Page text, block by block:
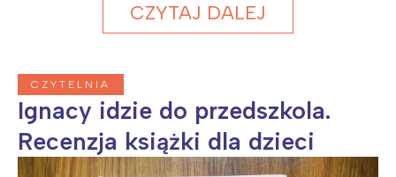
CZYTAJ DALEJ
CZYTELNIA
Ignacy idzie do przedszkola.
Recenzja książki dla dzieci